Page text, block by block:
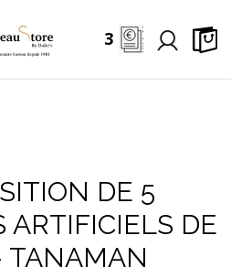
3
DE 5
ARTIFICIELS DE
TANAMAN